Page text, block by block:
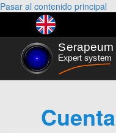
Pasar al contenido principal